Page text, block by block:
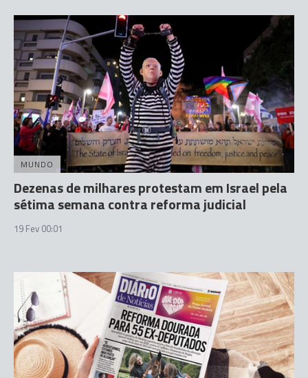
MUNDO
Dezenas de milhares protestam em Israel pela
sétima semana contra reforma judicial
19 Fev 00:01